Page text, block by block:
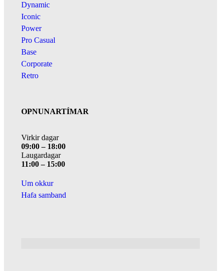
Dynamic
Iconic
Power
Pro Casual
Base
Corporate
Retro
OPNUNARTÍMAR
Virkir dagar
09:00 – 18:00
Laugardagar
11:00 – 15:00
Um okkur
Hafa samband